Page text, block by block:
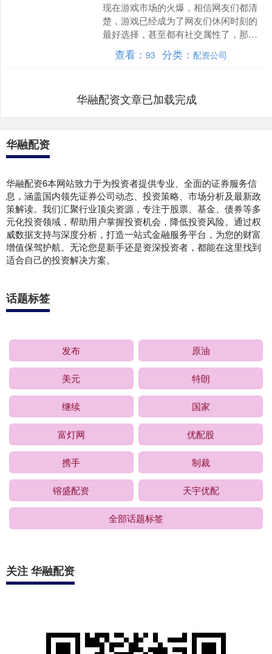
现在游戏市场的火爆，相信网友们都清
楚，游戏已经成为了网友们休闲时刻的
最好选择，甚至都有社交属性了，那些
全民游戏确实深受玩家们的喜爱。当
然，除了玩玩全民游戏之外，....
查看：93 分类：配资公司
华融配资文章已加载完成
华融配资
华融配资6本网站致力于为投资者提供专业、全面的证券服务信
息，涵盖国内领先证券公司动态、投资策略、市场分析及最新政
策解读。我们汇聚行业顶尖资源，专注于股票、基金、债券等多
元化投资领域，帮助用户掌握投资机会，降低投资风险。通过权
威数据支持与深度分析，打造一站式金融服务平台，为您的财富
增值保驾护航。无论您是新手还是资深投资者，都能在这里找到
适合自己的投资解决方案。
话题标签
发布 原油
美元 特朗
继续 国家
富灯网 优配股
携手 制裁
镕盛配资 天宇优配
全部话题标签
关注 华融配资